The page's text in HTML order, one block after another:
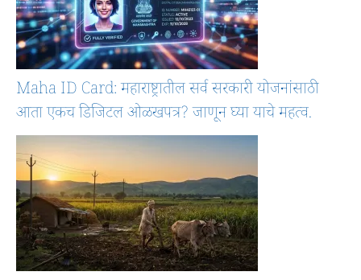
Maha ID Card: महाराष्ट्रातील सर्व सरकारी योजनांसाठी
आता एकच डिजिटल ओळखपत्र? जाणून घ्या याचे महत्व.